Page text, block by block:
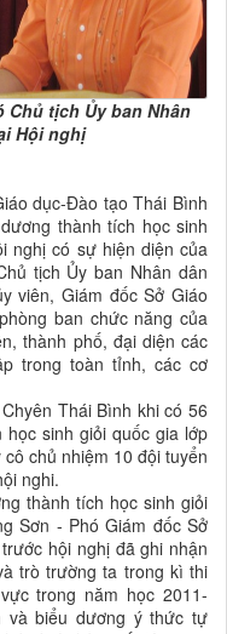
Chủ tịch Ủy ban Nhân
Hội nghị
dục-Đào tạo Thái Bình
thành tích học sinh
nghị có sự hiện diện của
tịch Ủy ban Nhân dân
viên, Giám đốc Sở Giáo
ban chức năng của
thành phố, đại diện các
trong toàn tỉnh, các cơ
Thái Bình khi có 56
sinh giỏi quốc gia lớp
chủ nhiệm 10 đội tuyển
nghi.
tích học sinh giỏi
Sơn - Phó Giám đốc Sở
hội nghị đã ghi nhận
trò trường ta trong kì thi
trong năm học 2011-
và biểu dương ý thức tự